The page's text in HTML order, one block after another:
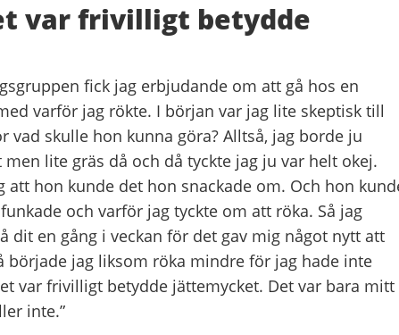
var frivilligt betydde
fick jag erbjudande om att gå hos en
varför jag rökte. I början var jag lite skeptisk till
vad skulle hon kunna göra? Alltså, jag borde ju
lite gräs då och då tyckte jag ju var helt okej.
att hon kunde det hon snackade om. Och hon
och varför jag tyckte om att röka. Så jag
dit en gång i veckan för det gav mig något nytt att
började jag liksom röka mindre för jag hade inte
var frivilligt betydde jättemycket. Det var bara mitt
inte.”